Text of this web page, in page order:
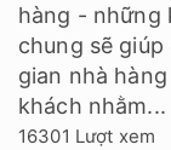
hàng - những
chung sẽ
gian nhà
khách nhằm...
16301 Lượt xem